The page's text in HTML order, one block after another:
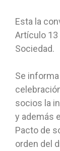
Esta la
Artículo
Sociedad.
Se
socios la
y además
Pacto de
orden del